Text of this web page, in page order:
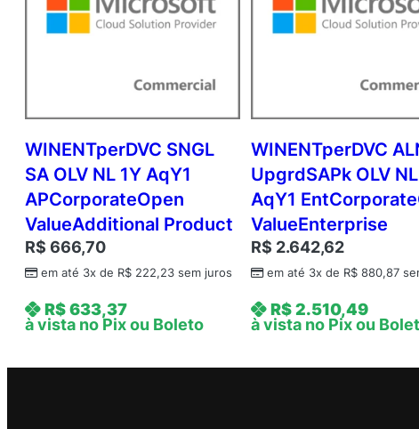
WINENTperDVC SNGL
SA OLV NL 1Y AqY1
APCorporateOpen
ValueAdditional Product
R$ 666,70
em até 3x de R$ 222,23 sem juros
R$633,37
à vista no Pix ou Boleto
WINENTperDVC
UpgrdSAPk OLV
AqY1
ValueEnterprise
R$ 2.642,62
em até 3x de R$ 880,87
R$2.510,49
à vista no Pix ou